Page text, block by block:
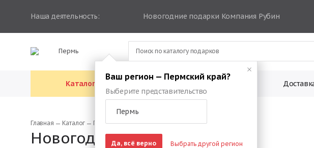
Наша деятельность: Новогодние подарки Компания Рубин
Пермь
Ваш регион — Пермский край?
Выберите представительство
Пермь
Да, всё верно Выбрать другой регион
Каталог подарков Каталог упаковки
Главная Каталог Подарки 3 кг
Новогодние подарки 3 кг